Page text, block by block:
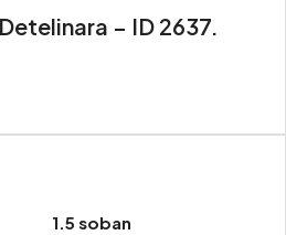
– ID 2637.
1.5 soban